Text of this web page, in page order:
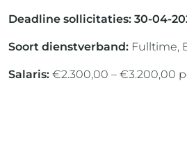
Deadline sollicitaties: 30-04-
Soort dienstverband: Fulltime,
Salaris: €2.300,00 – €3.200,00